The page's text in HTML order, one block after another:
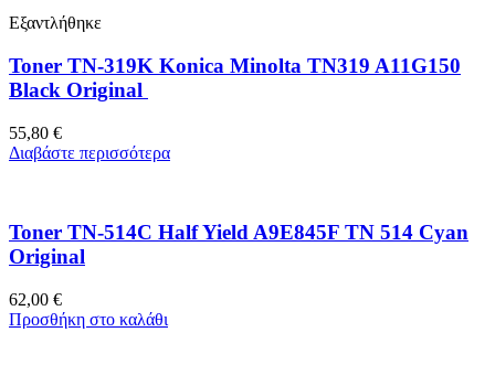
Εξαντλήθηκε
Toner TN-319K Konica Minolta TN319 A11G150
Black Original
55,80 €
Διαβάστε περισσότερα
Toner TN-514C Half Yield A9E845F TN 514 Cyan
Original
62,00 €
Προσθήκη στο καλάθι